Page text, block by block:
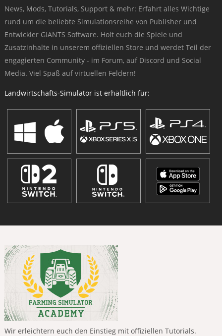
News, Mods, Tutorials, Support & mehr: Erfahrt alles Wichtige
rund um die beliebte Simulationsreihe von Publisher und
Entwickler GIANTS Software. Holt euch die Spiele und
Zusatzinhalte in unserem offiziellen Store und werdet Teil der
engagierten Community - im Forum, auf Discord und Social
Media. Viel Spaß auf virtuellen Feldern!
Landwirtschafts-Simulator ist erhältlich für:
Wir erleichtern euch den Einstieg mit offiziellen Tutorials.